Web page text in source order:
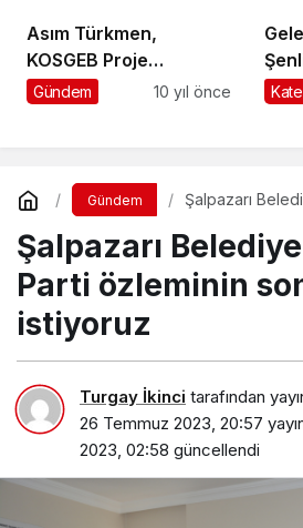
r
n
s
i
t
e
l
e
r
Asım Türkmen,
KOSGEB Proje
Koordinasyon Daire
Gündem 10 yıl önce
Gündem
Şalpazarı
Şalpazarı
Parti özleminin
istiyoruz
Turgay İkinci tarafından
26 Temmuz 2023, 20:57
2023, 02:58 güncellendi